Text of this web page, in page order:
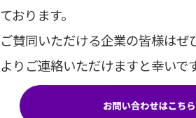
ております。
ご賛同いただける企業の皆様はぜ
よりご連絡いただけますと幸いです